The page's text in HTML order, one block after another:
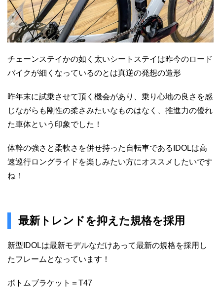
チェーンステイかの如く太いシートステイは昨今のロード
バイクが細くなっているのとは真逆の発想の造形
昨年末に試乗させて頂く機会があり、乗り心地の良さを感
じながらも剛性の柔さみたいなものはなく、推進力の優れ
た車体という印象でした！
体幹の強さと柔軟さを併せ持った自転車であるIDOLは高
速巡行ロングライドを楽しみたい方にオススメしたいです
ね！
最新トレンドを抑えた規格を採用
新型IDOLは最新モデルなだけあって最新の規格を採用し
たフレームとなっています！
ボトムブラケット＝T47